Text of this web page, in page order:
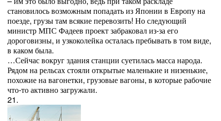
становилось возможным попадать из Японии в Европу на
поезде, грузы там всякие перевозить! Но следующий
министр МПС Фадеев проект забраковал из-за его
дороговизны, и узкоколейка осталась пребывать в том виде,
в каком была.
…Сейчас вокруг здания станции суетилась масса народа.
Рядом на рельсах стояли открытые маленькие и низенькие,
похожие на вагонетки, грузовые вагоны, в которые рабочие
что-то активно загружали.
21.